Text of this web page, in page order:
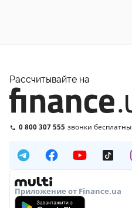
Рассчитывайте на
0 800 307 555 звонки бесплатны
Приложение от Finance.ua